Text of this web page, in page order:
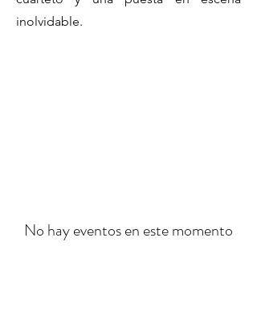
inolvidable.
No hay eventos en este momento